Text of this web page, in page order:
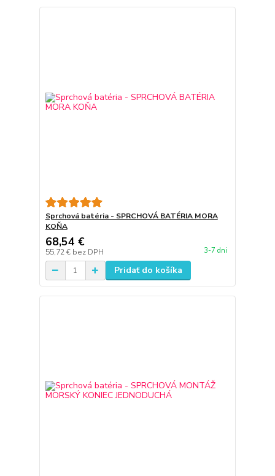
Sprchová batéria - SPRCHOVÁ BATÉRIA MORA
KOŇA
68,54 €
55,72 € bez DPH 3-7 dni
Pridať do košíka